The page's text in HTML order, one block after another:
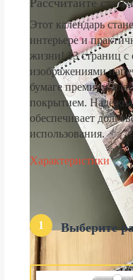
Рассчитайте
Этот календарь
интерьере и
жизни! 13 страниц
изображениями
бумаге премиум-
покрытием.
обеспечивает
использования.
Характеристики
1 Выберите